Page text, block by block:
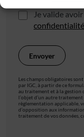
Je valide
confidentialité
Les champs obligatoires
par IGC, à partir de ce
au traitement et à la gestion
l’objet d’un autre
règlementation applicable,
d’opposition aux
traitement de vos données,